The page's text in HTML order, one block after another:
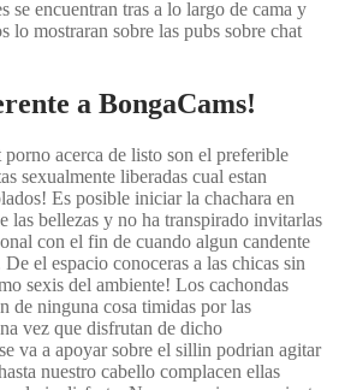
se encuentran tras a lo largo de cama y
lo mostraran sobre las pubs sobre chat
a BongaCams!
porno acerca de listo son el preferible
sexualmente liberadas cual estan
Es posible iniciar la chachara en
las bellezas y no ha transpirado invitarlas
con el fin de cuando algun candente
el espacio conoceras a las chicas sin
sexis del ambiente! Los cachondas
de ninguna cosa timidas por las
vez que disfrutan de dicho
va a apoyar sobre el silli­n podri­an agitar
nuestro cabello complacen ellas